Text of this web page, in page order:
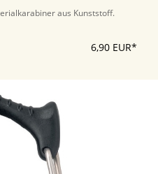
aus Kunststoff.
6,90 EUR*